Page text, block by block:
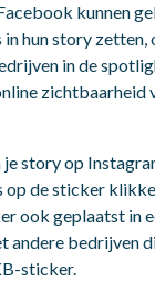
kunnen
hun story zetten,
in de
zichtbaarheid
story op
op de sticker
ook geplaatst in
andere bedrijven
sticker.